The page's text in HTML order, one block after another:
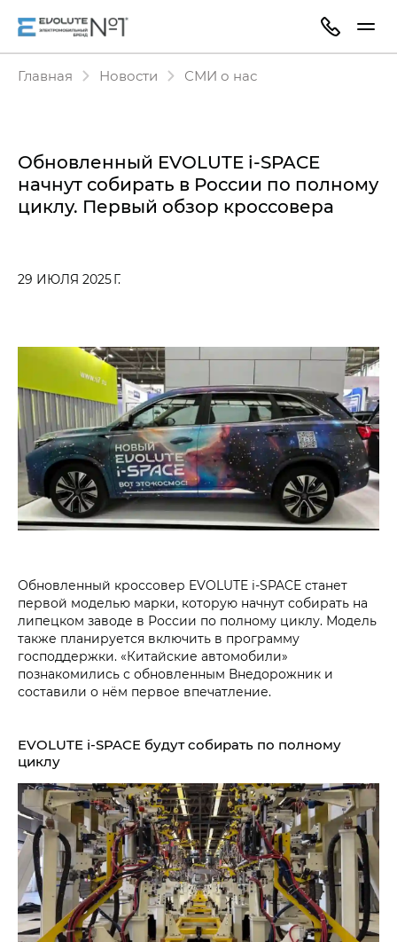
Главная Новости СМИ о нас
Обновленный EVOLUTE i‑SPACE
начнут собирать в России по полному
циклу. Первый обзор кроссовера
29 ИЮЛЯ 2025 Г.
Обновленный кроссовер EVOLUTE i‑SPACE станет
первой моделью марки, которую начнут собирать на
липецком заводе в России по полному циклу. Модель
также планируется включить в программу
господдержки. «Китайские автомобили»
познакомились с обновленным Внедорожник и
составили о нём первое впечатление.
EVOLUTE i‑SPACE будут собирать по полному
циклу